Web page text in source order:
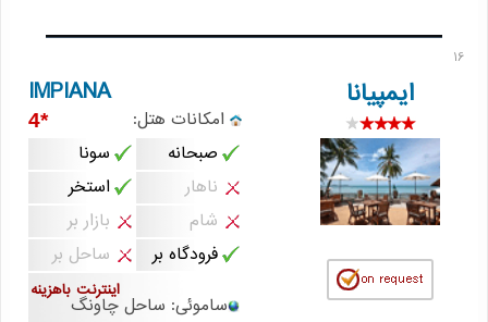
16
ایمپیانا IMPIANA
امکانات هتل: *4
صبحانه
سونا
ناهار
استخر
شام
بازار بر
فرودگاه بر
ساحل بر
اینترنت باهزینه
ساموئی: ساحل چاونگ